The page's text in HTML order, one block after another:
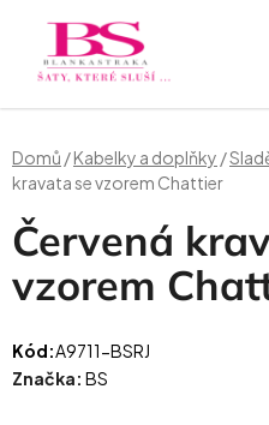
obsah
Domů /Kabelky a doplňky /
kravata se vzorem Chattier
Červená
vzorem
Kód:A9711-BSRJ
Značka: BS